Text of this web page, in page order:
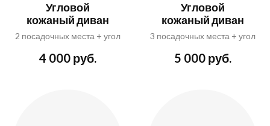
Угловой
кожаный диван
2 посадочных места + угол
4 000 руб.
Угловой
кожаный диван
3 посадочных места + угол
5 000 руб.